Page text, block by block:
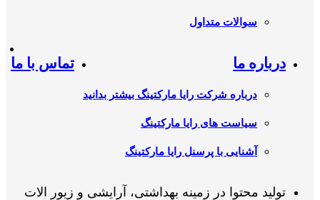
سوالات متداول
درباره ما
درباره شرکت رایا مارکتینگ بیشتر بدانید
سیاست های رایا مارکتینگ
آشنایی با پرسنل رایا مارکتینگ
تماس با ما
تولید محتوا در زمینه بهداشتی، آرایشی و زیور الات